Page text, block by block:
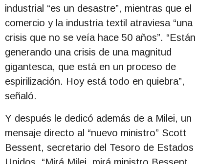
industrial “es un desastre”, mientras que el
comercio y la industria textil atraviesa “una
crisis que no se veía hace 50 años”. “Están
generando una crisis de una magnitud
gigantesca, que está en un proceso de
espirilización. Hoy está todo en quiebra”,
señaló.
Y después le dedicó además de a Milei, un
mensaje directo al “nuevo ministro” Scott
Bessent, secretario del Tesoro de Estados